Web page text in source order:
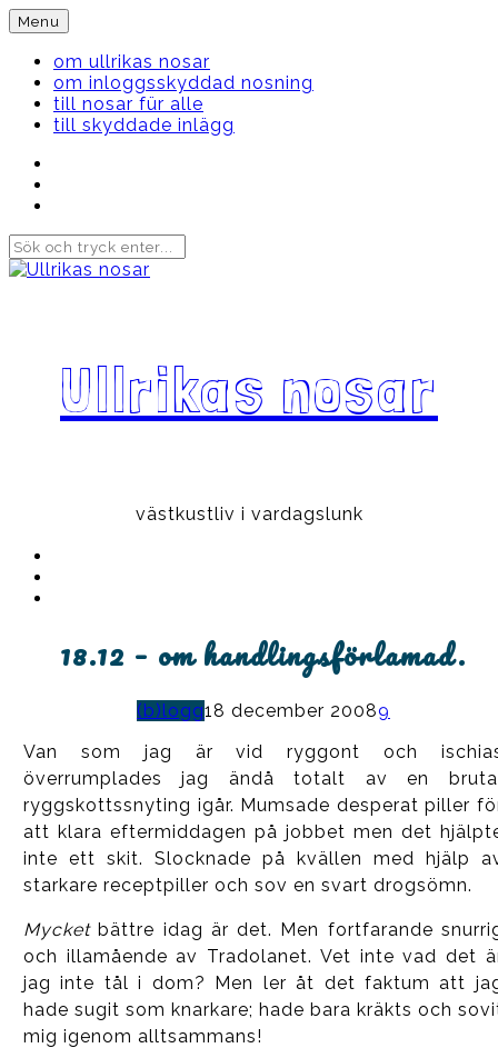
Skip
to
content
Menu
om ullrikas nosar
om inloggsskyddad nosning
till nosar für alle
till skyddade inlägg
Ullrikas nosar
västkustliv i vardagslunk
18.12 – om handlingsförlamad.
(b)logg18 december 20089
Van som jag är vid ryggont och
överrumplades jag ändå totalt av en
ryggskottssnyting igår. Mumsade desperat piller
att klara eftermiddagen på jobbet men det
inte ett skit. Slocknade på kvällen med hjälp
starkare receptpiller och sov en svart drogsömn.
Mycketbättre idag är det. Men fortfarande
och illamående av Tradolanet. Vet inte vad det
jag inte tål i dom? Men ler åt det faktum att
hade sugit som knarkare; hade bara kräkts och
mig igenom alltsammans!